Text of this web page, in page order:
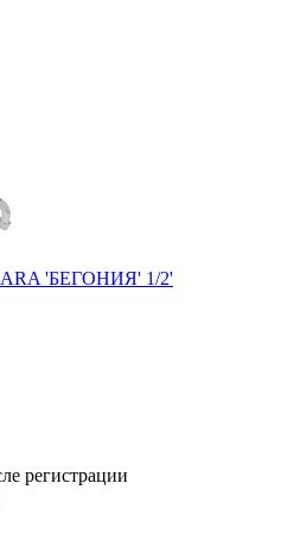
'БЕГОНИЯ' 1/2'
регистрации